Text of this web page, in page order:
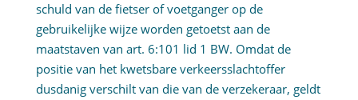
schuld van de fietser of voetganger op de
gebruikelijke wijze worden getoetst aan de
maatstaven van art. 6:101 lid 1 BW. Omdat de
positie van het kwetsbare verkeersslachtoffer
dusdanig verschilt van die van de verzekeraar, geldt